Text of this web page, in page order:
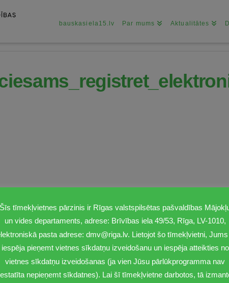
bauskasiela15.lv Par mums Aktualitātes
Šīs tīmekļvietnes pārzinis ir Rīgas valstspilsētas pašvaldības
un vides departaments, adrese: Brīvības iela 49/53, Rīga, LV-1010,
pasta adrese: dmv@riga.lv. Lietojot šo tīmekļvietni, Jums
iespēja pieņemt vietnes sīkdatņu izveidošanu un iespēja atteikties no
vietnes sīkdatņu izveidošanas (ja vien Jūsu pārlūkprogramma nav
nepieņemt sīkdatnes). Lai šī tīmekļvietne darbotos, tā